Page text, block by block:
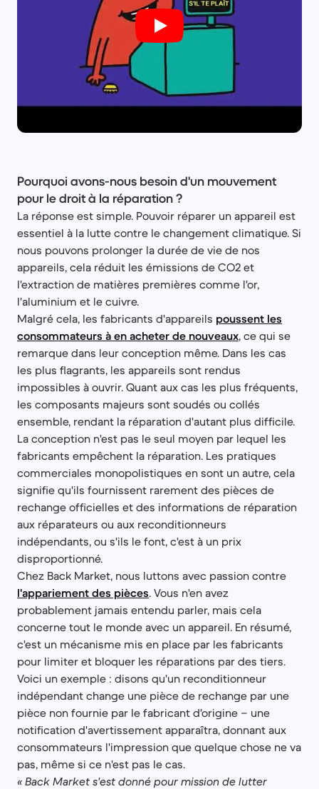
Pourquoi avons-nous besoin d'un mouvement
pour le droit à la réparation ?
La réponse est simple. Pouvoir réparer un appareil est
essentiel à la lutte contre le changement climatique. Si
nous pouvons prolonger la durée de vie de nos
appareils, cela réduit les émissions de CO2 et
l'extraction de matières premières comme l'or,
l'aluminium et le cuivre.
Malgré cela, les fabricants d'appareils poussent les
consommateurs à en acheter de nouveaux, ce qui se
remarque dans leur conception même. Dans les cas
les plus flagrants, les appareils sont rendus
impossibles à ouvrir. Quant aux cas les plus fréquents,
les composants majeurs sont soudés ou collés
ensemble, rendant la réparation d'autant plus difficile.
La conception n'est pas le seul moyen par lequel les
fabricants empêchent la réparation. Les pratiques
commerciales monopolistiques en sont un autre, cela
signifie qu'ils fournissent rarement des pièces de
rechange officielles et des informations de réparation
aux réparateurs ou aux reconditionneurs
indépendants, ou s'ils le font, c'est à un prix
disproportionné.
Chez Back Market, nous luttons avec passion contre
l'appariement des pièces. Vous n'en avez
probablement jamais entendu parler, mais cela
concerne tout le monde avec un appareil. En résumé,
c'est un mécanisme mis en place par les fabricants
pour limiter et bloquer les réparations par des tiers.
Voici un exemple : disons qu'un reconditionneur
indépendant change une pièce de rechange par une
pièce non fournie par le fabricant d'origine – une
notification d'avertissement apparaîtra, donnant aux
consommateurs l'impression que quelque chose ne va
pas, même si ce n'est pas le cas.
« Back Market s'est donné pour mission de lutter